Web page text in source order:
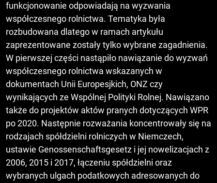
funkcjonowanie odpowiadają na wyzwania
współczesnego rolnictwa. Tematyka była
rozbudowana dlatego w ramach artykułu
zaprezentowane zostały tylko wybrane zagadnienia.
W pierwszej części nastąpiło nawiązanie do wyzwań
współczesnego rolnictwa wskazanych w
dokumentach Unii Europesjkich, ONZ czy
wynikających ze Wspólnej Polityki Rolnej. Nawiązano
także do projektów aktów pranych dotyczących WPR
po 2020. Następnie rozważania koncentrowały się na
rodzajach spółdzielni rolniczych w Niemczech,
ustawie Genossenschaftsgesetz i jej nowelizacjach z
2006, 2015 i 2017, łączeniu spółdzielni oraz
wybranych ulgach podatkowych adresowanych do